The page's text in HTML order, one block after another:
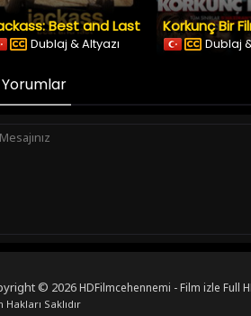
Best and Last
Dublaj & Altyazı
Korkunç Bir
Dublaj
Yorumlar
© 2026HDFilmcehennemi - Film izle Full
Hakları Saklıdır